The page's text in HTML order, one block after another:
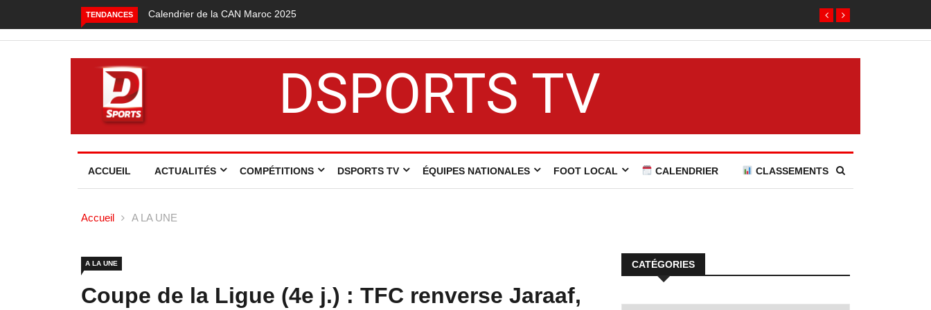
TENDANCES Foot local : les lauréats de la saison 2024-2025
DSPORTS TV
ACCUEIL ACTUALITÉS COMPÉTITIONS DSPORTS TV ÉQUIPES NATIONALES FOOT LOCAL CALENDRIER CLASSEMENTS
Accueil A LA UNE
A LA UNE
Coupe de la Ligue (4e j.) : TFC renverse Jaraaf,
CATÉGORIES